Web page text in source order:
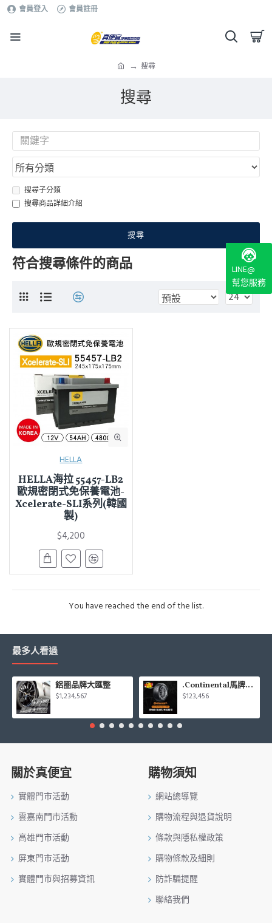
會員登入 會員註冊
搜尋
搜尋
搜尋子分類
搜尋商品詳細介紹
搜尋
符合搜尋條件的商品
HELLA
HELLA海拉 55457-LB2
歐規密閉式免保養電池-
Xcelerate-SLI系列(韓國
製)
$4,200
You have reached the end of the list.
最多人看過
鋁圈品牌大匯整
$1,234,567
.Continental馬牌CCK輪胎特價專區
$123,456
關於真便宜
實體門市活動
雲嘉南門市活動
高雄門市活動
屏東門市活動
實體門市與招募資訊
購物須知
網站總導覽
購物流程與退貨說明
條款與隱私權政策
購物條款及細則
防詐騙提醒
聯絡我們
LINE@
幫您服務